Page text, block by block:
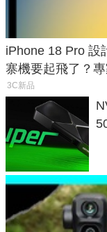
iPhone 18 Pro 設
寨機要起飛了？
3C新品